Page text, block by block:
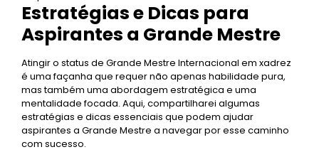
Estratégias e Dicas para
Aspirantes a Grande Mestre
Atingir o status de Grande Mestre Internacional em xadrez
é uma façanha que requer não apenas habilidade pura,
mas também uma abordagem estratégica e uma
mentalidade focada. Aqui, compartilharei algumas
estratégias e dicas essenciais que podem ajudar
aspirantes a Grande Mestre a navegar por esse caminho
com sucesso.